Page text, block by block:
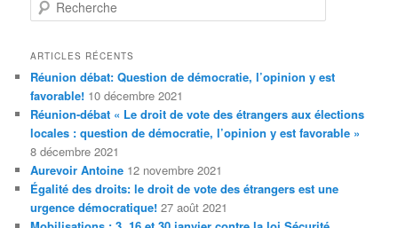
e
h
r
c
h
e
ARTICLES RÉCENTS
Réunion débat: Question de démocratie, l’opinion y est
favorable! 10 décembre 2021
Réunion-débat « Le droit de vote des étrangers aux élections
locales : question de démocratie, l’opinion y est favorable »
8 décembre 2021
Aurevoir Antoine 12 novembre 2021
Égalité des droits: le droit de vote des étrangers est une
urgence démocratique! 27 août 2021